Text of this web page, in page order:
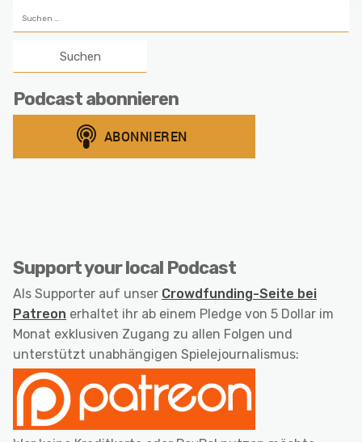
nach:
Podcast abonnieren
Support your local Podcast
Als Supporter auf unser Crowdfunding-Seite bei
Patreon erhaltet ihr ab einem Pledge von 5 Dollar im
Monat exklusiven Zugang zu allen Folgen und
unterstützt unabhängigen Spielejournalismus: